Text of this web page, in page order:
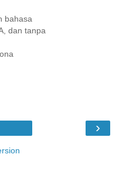
bahasa
dan tanpa
›